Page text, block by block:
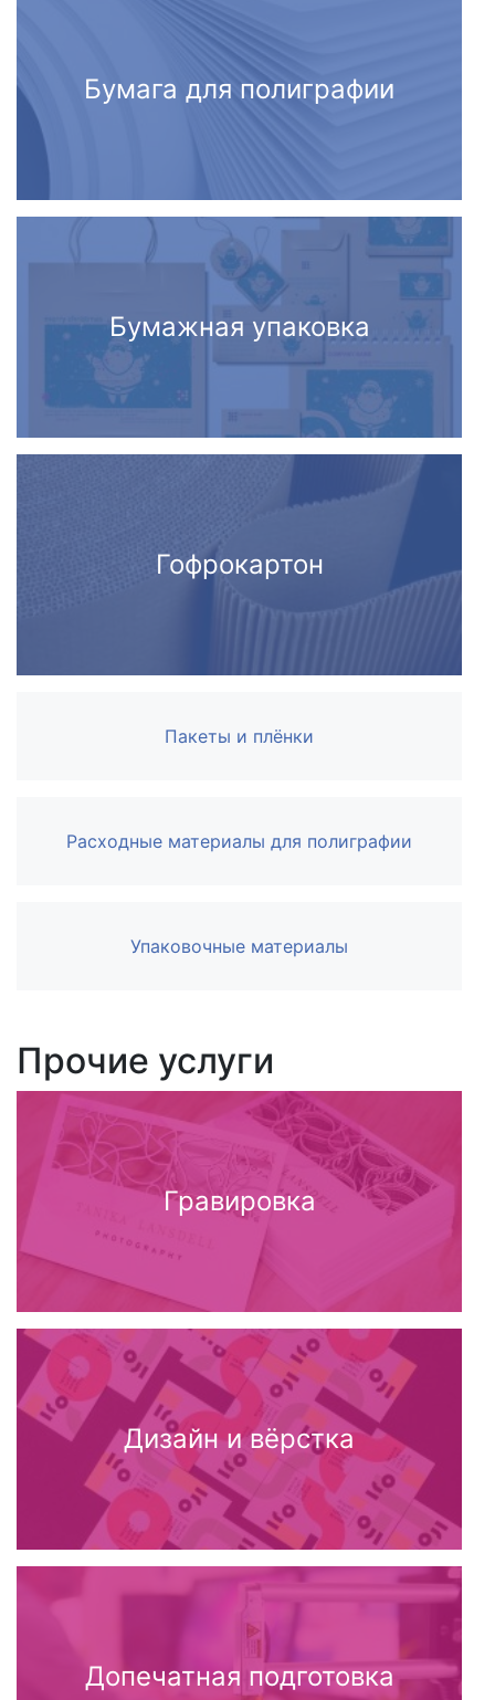
Бумага для полиграфии
Бумажная упаковка
Гофрокартон
Пакеты и плёнки
Расходные материалы для полиграфии
Упаковочные материалы
Прочие услуги
Гравировка
Дизайн и вёрстка
Допечатная подготовка